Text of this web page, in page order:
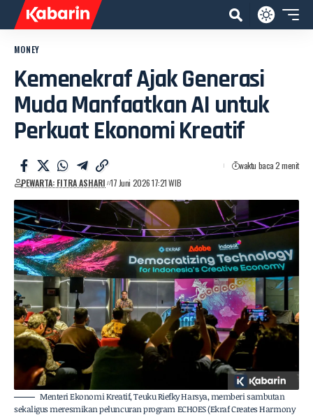
MONEY
Kemenekraf Ajak Generasi
Muda Manfaatkan AI untuk
Perkuat Ekonomi Kreatif
PEWARTA: FITRA ASHARI 17 Juni 2026 17:21 WIB
waktu baca 2 menit
Menteri Ekonomi Kreatif, Teuku Riefky Harsya, memberi sambutan
sekaligus meresmikan peluncuran program ECHOES (Ekraf Creates Harmony